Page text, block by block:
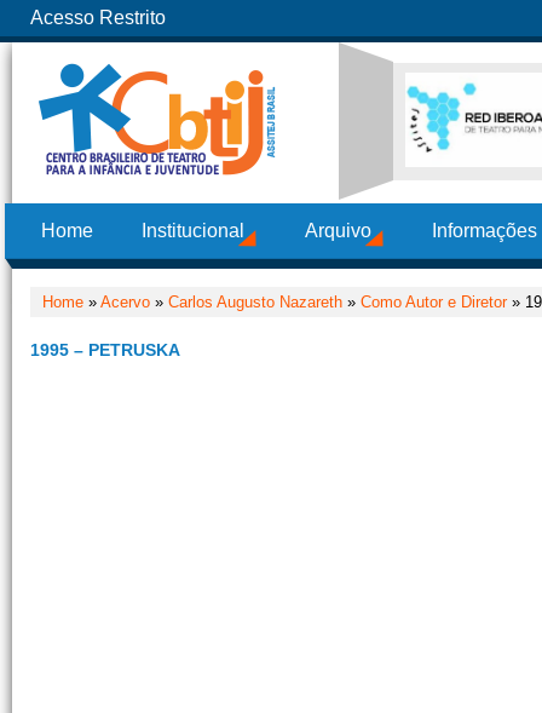
Acesso Restrito
Home Institucional Arquivo
Home » Acervo » Carlos Augusto Nazareth » Como Autor e Diretor»
1995 – PETRUSKA